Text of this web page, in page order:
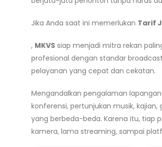
Jika Anda saat ini memerlukan Tarif
, MKVS siap menjadi mitra rekan
profesional dengan standar
pelayanan yang cepat dan cekatan.
Mengandalkan pengalaman
konferensi, pertunjukan musik,
yang berbeda-beda. Karena itu, tiap
kamera, lama streaming, sampai